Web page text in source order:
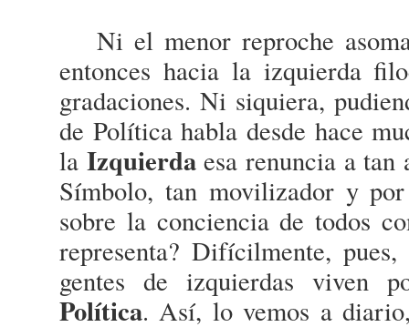
Ni el menor reproche
entonces hacia la izquierda
gradaciones. Ni siquiera,
de Política habla desde hace
la Izquierdaesa renuncia a tan
Símbolo, tan movilizador y
sobre la conciencia de todos
representa? Difícilmente,
gentes de izquierdas viven
Política. Así, lo vemos a